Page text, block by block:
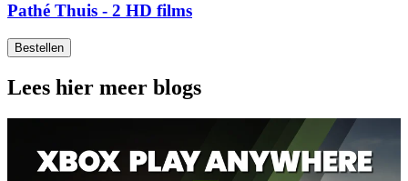
Pathé Thuis - 2 HD films
Bestellen
Lees hier meer blogs